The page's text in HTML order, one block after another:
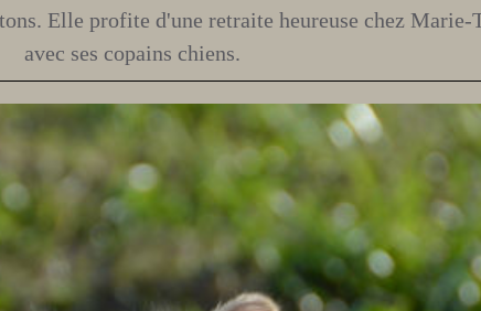
Elle profite d'une retraite heureuse chez Marie-
avec ses copains chiens.